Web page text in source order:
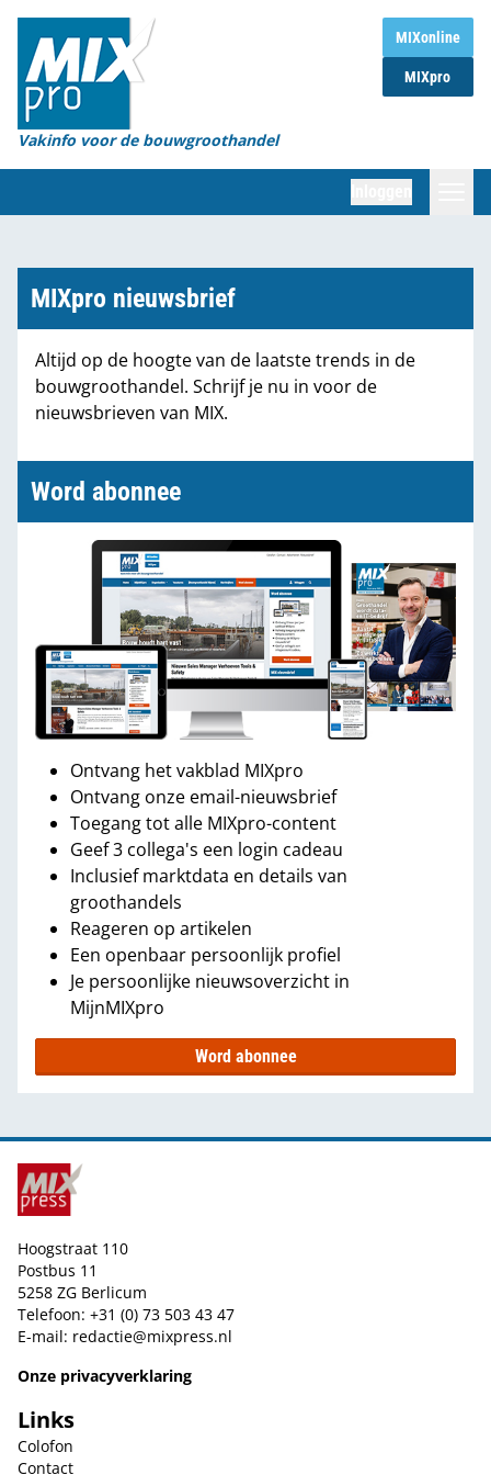
MIXonline
MIXpro
Vakinfo voor de bouwgroothandel
Home
Magazines
Organisaties
Marktcijfers
Partners
MIXpro nieuwsbrief
Altijd op de hoogte van de laatste trends in de
bouwgroothandel. Schrijf je nu in voor de
nieuwsbrieven van MIX.
Word abonnee
Ontvang het vakblad MIXpro
Ontvang onze email-nieuwsbrief
Toegang tot alle MIXpro-content
Geef 3 collega's een login cadeau
Inclusief marktdata en details van
groothandels
Reageren op artikelen
Een openbaar persoonlijk profiel
Je persoonlijke nieuwsoverzicht in
MijnMIXpro
Word abonnee
Hoogstraat 110
Postbus 11
5258 ZG Berlicum
Telefoon: +31 (0) 73 503 43 47
E-mail: redactie@mixpress.nl
Onze privacyverklaring
Links
Colofon
Contact